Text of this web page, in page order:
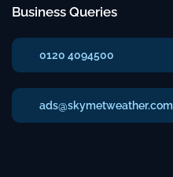
Business Queries
0120 4094500
ads@skymetweather.com